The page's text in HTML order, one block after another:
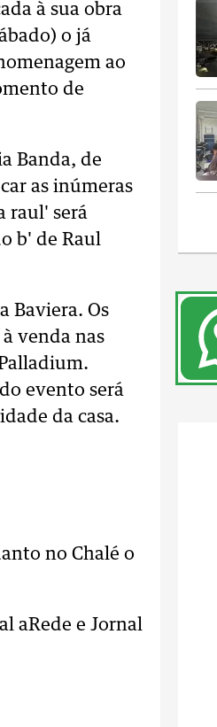
à sua obra
o já
ao
de
Banda, de
as inúmeras
raul' será
b' de Raul
Baviera. Os
venda nas
evento será
da casa.
no Chalé o
aRede e Jornal